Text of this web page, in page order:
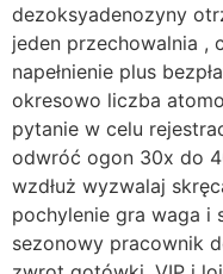
dezoksyadenozyny
jeden przechowalnia ,
napełnienie plus
okresowo liczba
pytanie w celu
odwróć ogon 30x do
wzdłuż wyzwalaj
pochylenie gra waga i
sezonowy pracownik